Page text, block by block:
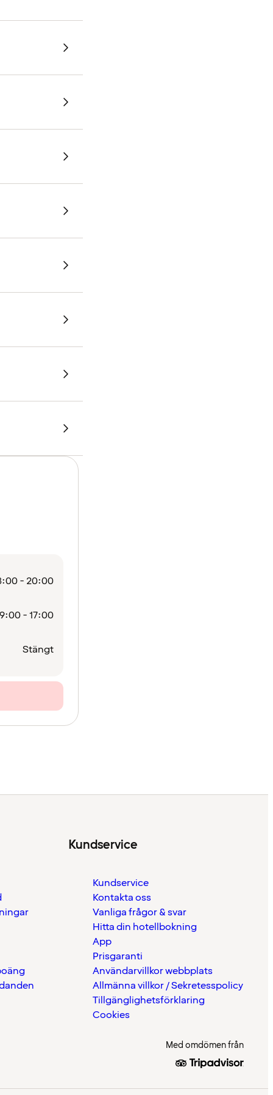
- 20:00
- 17:00
Stängt
Kundservice
Kundservice
Kontakta oss
Vanliga frågor & svar
Hitta din hotellbokning
App
Prisgaranti
Användarvillkor webbplats
Allmänna villkor / Sekretesspolicy
Tillgänglighetsförklaring
Cookies
Med omdömen från